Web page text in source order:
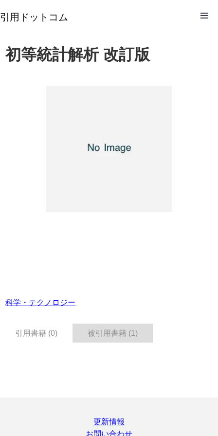
引用ドットコム
初等統計解析 改訂版
科学・テクノロジー
引用書籍 (0) 被引用書籍 (1)
更新情報
お問い合わせ